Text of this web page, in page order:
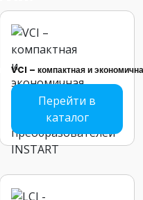
преобразователей INSTART
VCI – компактная и
Перейти в
каталог